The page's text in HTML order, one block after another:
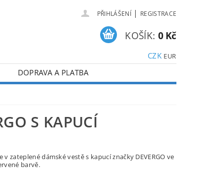
PŘIHLÁŠENÍ | REGISTRACE
CZK EUR
KOŠÍK: 0 Kč
DOPRAVA A PLATBA
S KAPUCÍ
v zateplené dámské vestě s kapucí značky DEVERGO ve
barvě.